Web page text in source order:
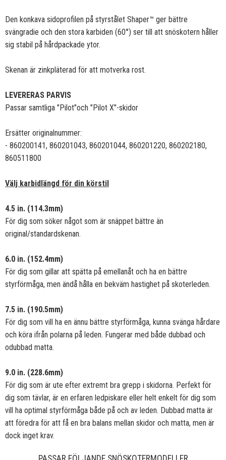
Den konkava sidoprofilen på styrstålet Shaper™ ger bättre
svängradie och den stora karbiden (60°) ser till att snöskotern håller
sig stabil på hårdpackade ytor.
Skenan är zinkpläterad för att motverka rost.
LEVERERAS PARVIS
Passar samtliga "Pilot"och "Pilot X"-skidor
Ersätter originalnummer:
- 860200141, 860201043, 860201044, 860201220, 860202180,
860511800
Välj karbidlängd för din körstil
4.5 in. (114.3mm)
För dig som söker något som är snäppet bättre än
original/standardskenan.
6.0 in. (152.4mm)
För dig som gillar att spätta på emellanåt och ha en bättre
styrförmåga, men ändå hålla en bekväm hastighet på skoterleden.
7.5 in. (190.5mm)
För dig som vill ha en ännu bättre styrförmåga, kunna svänga hårdare
och köra ifrån polarna på leden. Fungerar med både dubbad och
odubbad matta.
9.0 in. (228.6mm)
För dig som är ute efter extremt bra grepp i skidorna. Perfekt för
dig som tävlar, är en erfaren ledpiskare eller helt enkelt för dig som
vill ha optimal styrförmåga både på och av leden. Dubbad matta är
att föredra för att få en bra balans mellan skidor och matta, men är
dock inget krav.